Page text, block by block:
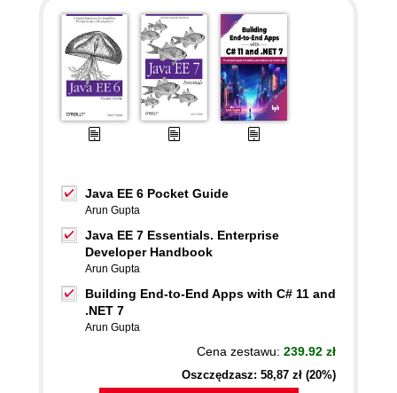
Java EE 6 Pocket Guide
Arun Gupta
Java EE 7 Essentials. Enterprise
Developer Handbook
Arun Gupta
Building End-to-End Apps with C# 11 and
.NET 7
Arun Gupta
Cena zestawu: 239.92 zł
Oszczędzasz: 58,87 zł (20%)